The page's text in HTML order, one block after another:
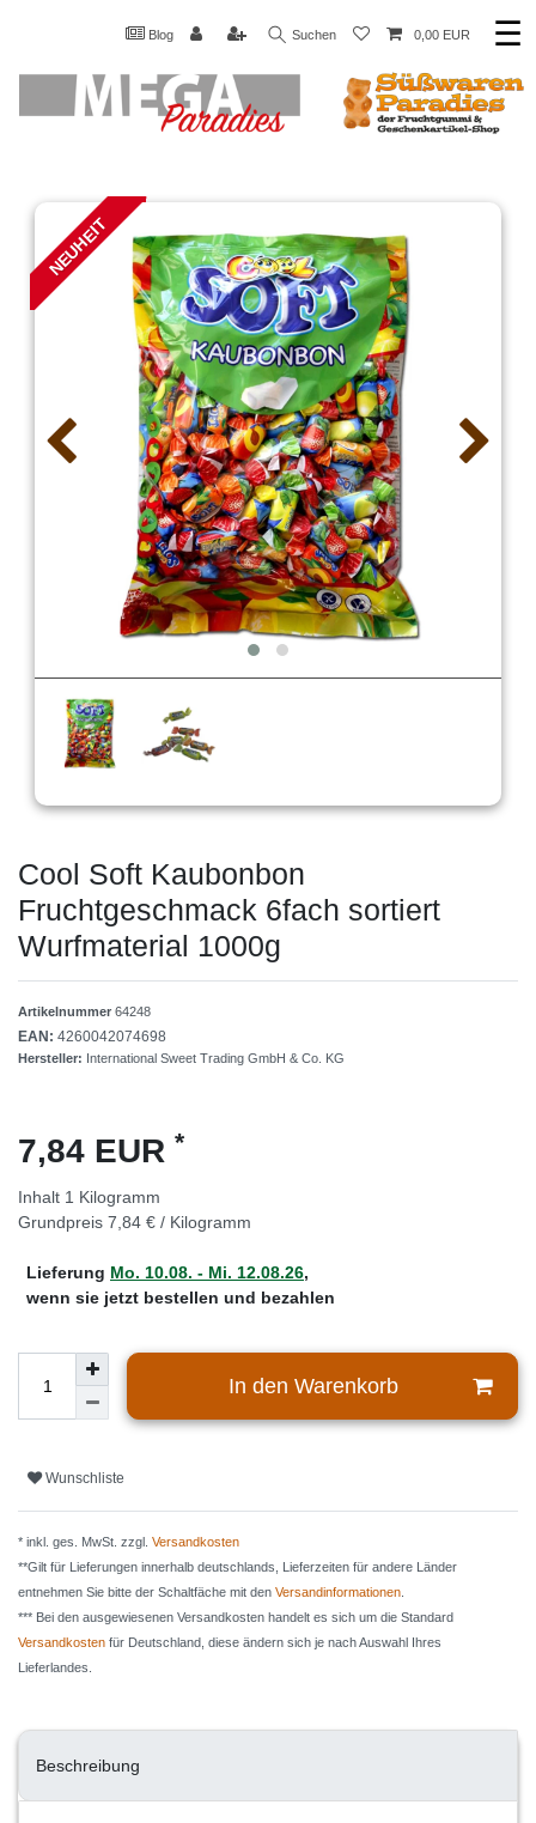
Blog Suchen 0,00 EUR ☰
NEUHEIT
Cool Soft Kaubonbon
Fruchtgeschmack 6fach sortiert
Wurfmaterial 1000g
Artikelnummer 64248
EAN: 4260042074698
Hersteller: International Sweet Trading GmbH & Co. KG
7,84 EUR *
Inhalt 1 Kilogramm
Grundpreis 7,84 € / Kilogramm
Lieferung Mo. 10.08. - Mi. 12.08.26,
wenn sie jetzt bestellen und bezahlen
In den Warenkorb
Wunschliste
* inkl. ges. MwSt. zzgl. Versandkosten
**Gilt für Lieferungen innerhalb deutschlands, Lieferzeiten für andere Länder
entnehmen Sie bitte der Schaltfäche mit den Versandinformationen
*** Bei den ausgewiesenen Versandkosten handelt es sich um die Standard
Versandkosten für Deutschland, diese ändern sich je nach Auswahl Ihres
Lieferlandes.
Beschreibung